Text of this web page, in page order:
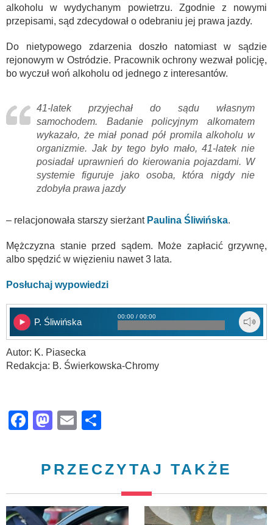
alkoholu w wydychanym powietrzu. Zgodnie z nowymi
przepisami, sąd zdecydował o odebraniu jej prawa jazdy.
Do nietypowego zdarzenia doszło natomiast w sądzie
rejonowym w Ostródzie. Pracownik ochrony wezwał policję,
bo wyczuł woń alkoholu od jednego z interesantów.
41-latek przyjechał do sądu własnym
samochodem. Badanie policyjnym alkomatem
wykazało, że miał ponad pół promila alkoholu w
organizmie. Jak by tego było mało, 41-latek nie
posiadał uprawnień do kierowania pojazdami. W
systemie figuruje jako osoba, która nigdy nie
zdobyła prawa jazdy
– relacjonowała starszy sierżant Paulina Śliwińska.
Mężczyzna stanie przed sądem. Może zapłacić grzywnę,
albo spędzić w więzieniu nawet 3 lata.
Posłuchaj wypowiedzi
P. Śliwińska
00:00 / 00:00
Autor: K. Piasecka
Redakcja: B. Świerkowska-Chromy
Facebook
Mastodon
Email
PRZECZYTAJ TAKŻE